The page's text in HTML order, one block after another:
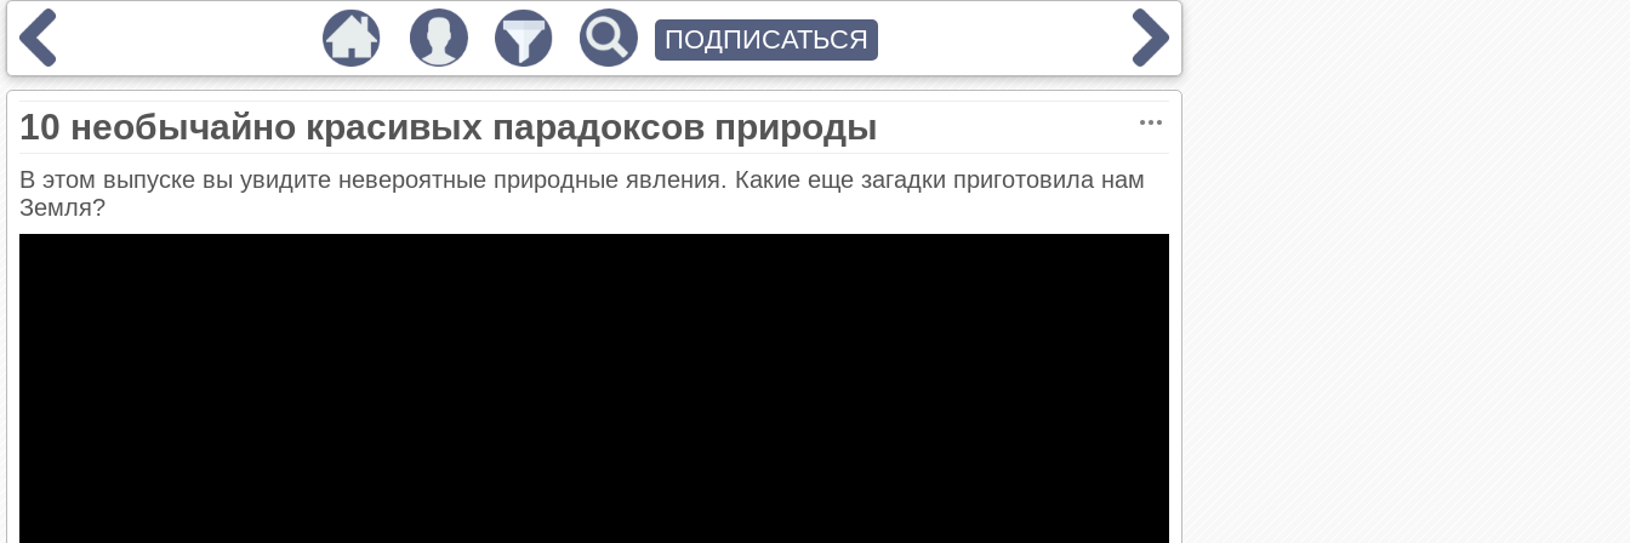
10 необычайно красивых парадоксов природы
В этом выпуске вы увидите невероятные природные явления. Какие еще загадки приготовила нам
Земля?
ПОДПИСАТЬСЯ